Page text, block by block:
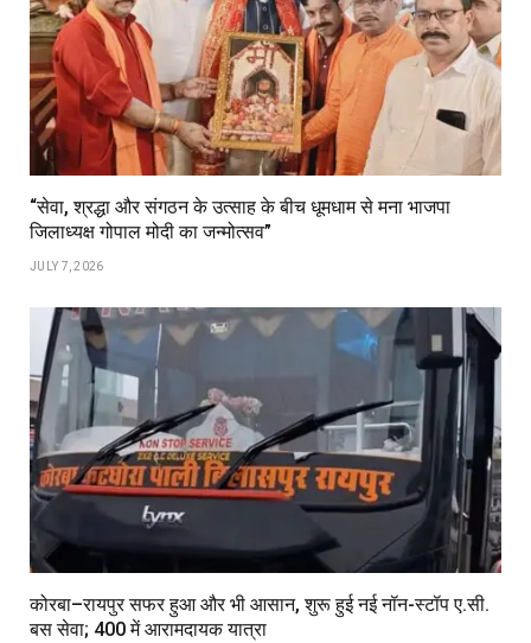
“सेवा, श्रद्धा और संगठन के उत्साह के बीच धूमधाम से मना भाजपा
जिलाध्यक्ष गोपाल मोदी का जन्मोत्सव”
JULY 7, 2026
कोरबा–रायपुर सफर हुआ और भी आसान, शुरू हुई नई नॉन-स्टॉप ए.सी.
बस सेवा; ₹400 में आरामदायक यात्रा